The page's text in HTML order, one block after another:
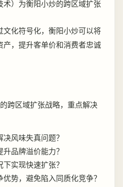
术）为衡阳小炒的跨区域扩张
文化符号化，衡阳小炒可以将
产，提升客单价和消费者忠诚
跨区域扩张战略，重点解决
风味失真问题？
品牌溢价能力？
实现快速扩张？
势，避免陷入同质化竞争？